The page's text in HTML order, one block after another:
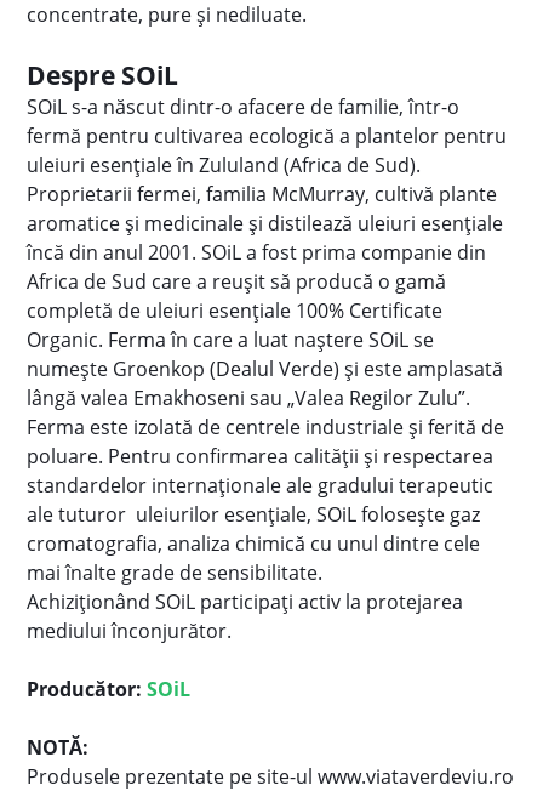
concentrate, pure și nediluate.
Despre SOiL
SOiL s-a născut dintr-o afacere de familie, într-o
fermă pentru cultivarea ecologică a plantelor pentru
uleiuri esențiale în Zululand (Africa de Sud).
Proprietarii fermei, familia McMurray, cultivă plante
aromatice și medicinale și distilează uleiuri esențiale
încă din anul 2001. SOiL a fost prima companie din
Africa de Sud care a reușit să producă o gamă
completă de uleiuri esențiale 100% Certificate
Organic. Ferma în care a luat naștere SOiL se
numește Groenkop (Dealul Verde) și este amplasată
lângă valea Emakhoseni sau „Valea Regilor Zulu”.
Ferma este izolată de centrele industriale și ferită de
poluare. Pentru confirmarea calității și respectarea
standardelor internaționale ale gradului terapeutic
ale tuturor uleiurilor esențiale, SOiL folosește gaz
cromatografia, analiza chimică cu unul dintre cele
mai înalte grade de sensibilitate.
Achiziționând SOiL participați activ la protejarea
mediului înconjurător.
Producător:SOiL
NOTĂ:
Produsele prezentate pe site-ul www.viataverdeviu.ro